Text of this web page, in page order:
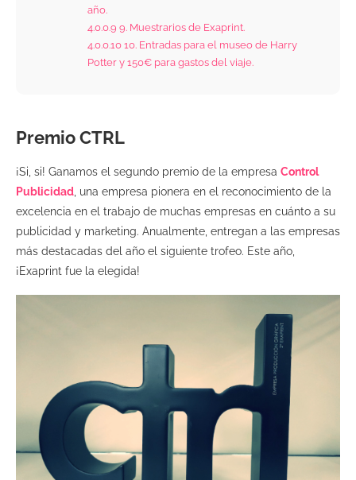
año.
4.0.0.9 9. Muestrarios de Exaprint.
4.0.0.1010. Entradas para el museo de Harry
Potter y 150€ para gastos del viaje.
Premio CTRL
¡Si, si! Ganamos el segundo premio de la empresa Control
Publicidad , una empresa pionera en el reconocimiento de la
excelencia en el trabajo de muchas empresas en cuánto a su
publicidad y marketing. Anualmente, entregan a las empresas
más destacadas del año el siguiente trofeo. Este año,
¡Exaprint fue la elegida!